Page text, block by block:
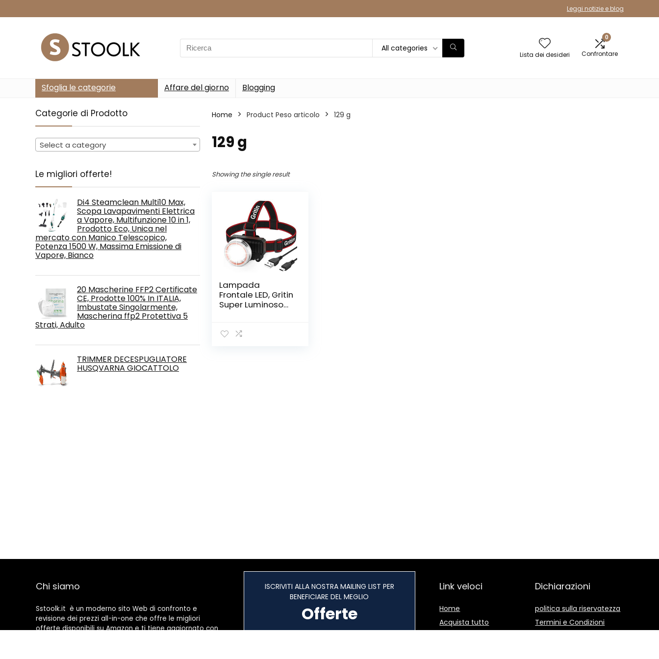
Leggi notizie e blog
Search
for:
All categories
Lista dei desideri
0
Confrontare
Sfoglia le categorie Affare del giorno Blogging
Categorie di Prodotto
Select a category
Le migliori offerte!
Di4 Steamclean Multi10 Max,
Scopa Lavapavimenti Elettrica
a Vapore, Multifunzione 10 in 1,
Prodotto Eco, Unica nel
mercato con Manico Telescopico,
Potenza 1500 W, Massima Emissione di
Vapore, Bianco
20 Mascherine FFP2 Certificate
CE, Prodotte 100% In ITALIA,
Imbustate Singolarmente,
Mascherina ffp2 Protettiva 5
Strati, Adulto
TRIMMER DECESPUGLIATORE
HUSQVARNA GIOCATTOLO
Home Product Peso articolo ‎129 g
‎129 g
Showing the single result
Lampada
Frontale LED, Gritin
Super Luminoso
Testa USB
Chi siamo
Sstoolk.it è un moderno sito Web di confronto e
revisione dei prezzi all-in-one che offre le migliori
offerte disponibili su Amazon e ti tiene aggiornato con
ISCRIVITI ALLA NOSTRA MAILING LIST PER
BENEFICIARE DEL MEGLIO
Offerte
Link veloci
Home
Acquista tutto
Dichiarazioni
politica sulla riservatezza
Termini e Condizioni